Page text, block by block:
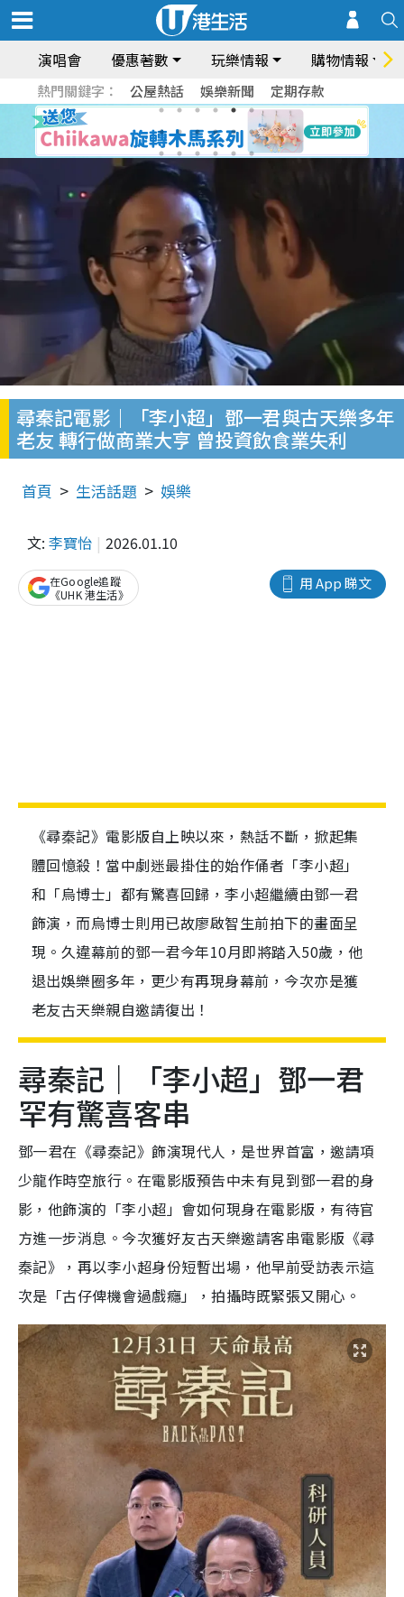
演唱會 優惠著數 玩樂情報 購物情報
熱門關鍵字： 公屋熱話 娛樂新聞 定期存款
尋秦記電影｜「李小超」鄧一君與古天樂多年
老友 轉行做商業大亨 曾投資飲食業失利
首頁 生活話題 娛樂
文: 李寶怡 2026.01.10
用 App 睇文
在Google追蹤
《UHK 港生活》
《尋秦記》電影版自上映以來，熱話不斷，掀起集
體回憶殺！當中劇迷最掛住的始作俑者「李小超」
和「烏博士」都有驚喜回歸，李小超繼續由鄧一君
飾演，而烏博士則用已故廖啟智生前拍下的畫面呈
現。久違幕前的鄧一君今年10月即將踏入50歲，他
退出娛樂圈多年，更少有再現身幕前，今次亦是獲
老友古天樂親自邀請復出！
尋秦記｜「李小超」鄧一君
罕有驚喜客串
鄧一君在《尋秦記》飾演現代人，是世界首富，邀請項
少龍作時空旅行。​​在電影版預告中未有見到鄧一君的身
影，他飾演的「李小超」會如何現身在電影版，有待官
方進一步消息。今次獲好友古天樂邀請客串電影版《尋
秦記》，再以李小超身份短暫出場，他早前受訪表示這
次是「古仔俾機會過戲癮」，拍攝時既緊張又開心。